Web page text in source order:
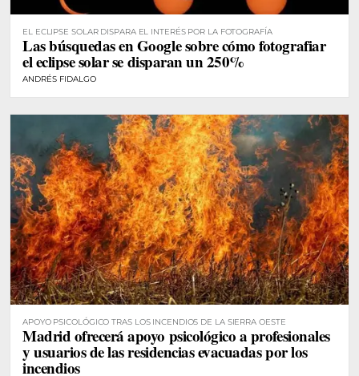
EL ECLIPSE SOLAR DISPARA EL INTERÉS POR LA FOTOGRAFÍA
Las búsquedas en Google sobre cómo fotografiar
el eclipse solar se disparan un 250%
ANDRÉS FIDALGO
APOYO PSICOLÓGICO TRAS LOS INCENDIOS DE LA SIERRA OESTE
Madrid ofrecerá apoyo psicológico a profesionales
y usuarios de las residencias evacuadas por los
incendios